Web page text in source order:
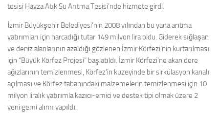
tesisi Havza Atık Su Arıtma Tesisi’nde hizmete girdi.
İzmir Büyükşehir Belediyesi’nin 2008 yılından bu yana arıtma
yatırımları için harcadığı tutar 149 milyon lira oldu. Giderek sığlaşan
ve deniz alanlarının azaldığı gözlenen İzmir Körfezi’nin kurtarılması
için “Büyük Körfez Projesi” başlatıldı. İzmir Körfezi’ne akan dere
ağızlarının temizlenmesi, Körfez’in kuzeyinde bir sirkülasyon kanalı
açılması ve Körfez tabanındaki malzemelerin temizlenmesi için 10
milyon liralık yatırımla kazıcı-emici ve destek tipi olmak üzere 2
yeni gemi alımı yapıldı.